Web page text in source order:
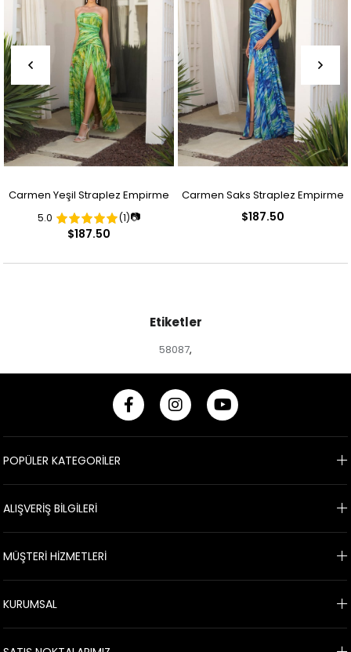
Carmen Yeşil Straplez Empirme
Desenli Abiye Elbise
5.0 (1)📷
$187.50
Carmen Saks Straplez Empirme
$187.50
Etiketler
58087,
POPÜLER KATEGORİLER
ALIŞVERİŞ BİLGİLERİ
MÜŞTERİ HİZMETLERİ
KURUMSAL